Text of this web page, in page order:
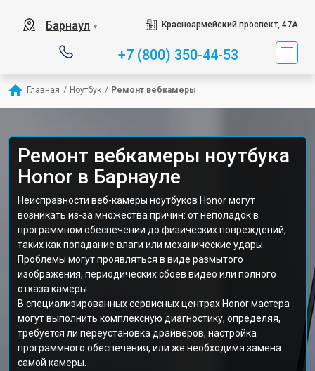
Барнаул ▼ Красноармейский проспект, 47А
+7 (800) 350-44-53
Главная / Ноутбук / Ремонт вебкамеры
Ремонт вебкамеры ноутбука
Honor в Барнауле
Неисправности веб-камеры ноутбуков Honor могут
возникать из-за множества причин: от неполадок в
программном обеспечении до физических повреждений,
таких как попадание влаги или механические удары.
Проблемы могут проявляться в виде размытого
изображения, периодических сбоев видео или полного
отказа камеры.
В специализированных сервисных центрах Honor мастера
могут выполнить комплексную диагностику, определяя,
требуется ли переустановка драйверов, настройка
программного обеспечения, или же необходима замена
самой камеры.